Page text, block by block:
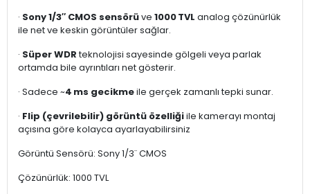
· Sony 1/3″ CMOS sensörüve 1000 TVL analo‍g çözünürlük
ile net ve keskin görüntüler sağlar.
· Süper WDRteknolojisi sayesinde gölgeli veya parlak
ortamda bile ayrıntıları net gösterir.
· Sadece ~4 ms gecikmeile gerçek zamanlı tepki sunar.
· Flip (çevrilebilir) görüntü özelliğiile kamerayı montaj
açısına göre kolayca ayarlayabilirsiniz
Görüntü Sensörü: Sony 1/3¨ CMOS
Çözünürlük: 1000 TVL